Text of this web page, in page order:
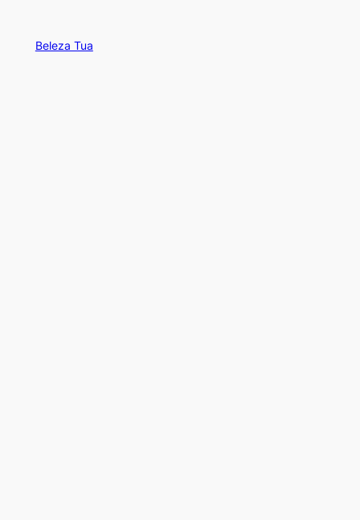
Beleza Tua